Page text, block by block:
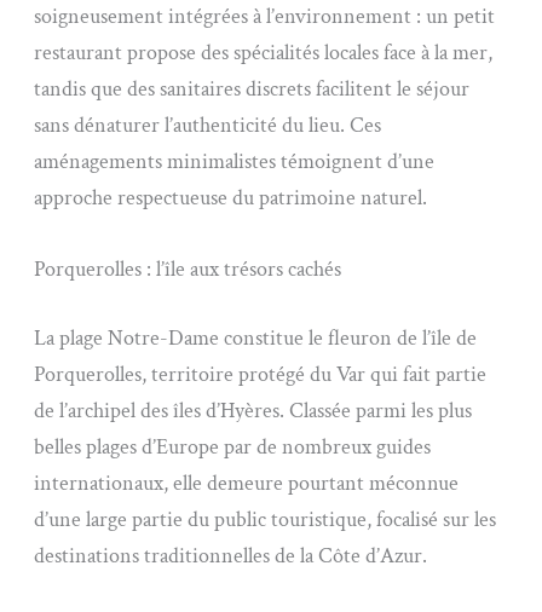
soigneusement intégrées à l’environnement : un petit
restaurant propose des spécialités locales face à la mer,
tandis que des sanitaires discrets facilitent le séjour
sans dénaturer l’authenticité du lieu. Ces
aménagements minimalistes témoignent d’une
approche respectueuse du patrimoine naturel.
Porquerolles : l’île aux trésors cachés
La plage Notre-Dame constitue le fleuron de l’île de
Porquerolles, territoire protégé du Var qui fait partie
de l’archipel des îles d’Hyères. Classée parmi les plus
belles plages d’Europe par de nombreux guides
internationaux, elle demeure pourtant méconnue
d’une large partie du public touristique, focalisé sur les
destinations traditionnelles de la Côte d’Azur.